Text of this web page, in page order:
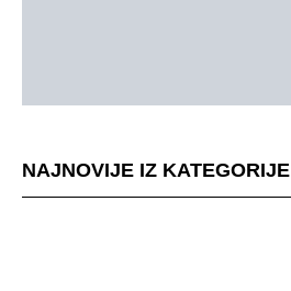
NAJNOVIJE IZ KATEGORIJE